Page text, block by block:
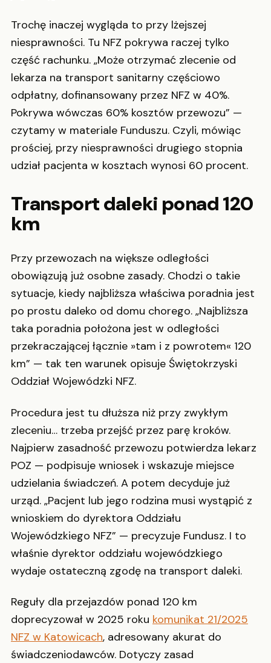
Trochę inaczej wygląda to przy lżejszej
niesprawności. Tu NFZ pokrywa raczej tylko
część rachunku. „Może otrzymać zlecenie od
lekarza na transport sanitarny częściowo
odpłatny, dofinansowany przez NFZ w 40%.
Pokrywa wówczas 60% kosztów przewozu” —
czytamy w materiale Funduszu. Czyli, mówiąc
prościej, przy niesprawności drugiego stopnia
udział pacjenta w kosztach wynosi 60 procent.
Transport daleki ponad 120
km
Przy przewozach na większe odległości
obowiązują już osobne zasady. Chodzi o takie
sytuacje, kiedy najbliższa właściwa poradnia jest
po prostu daleko od domu chorego. „Najbliższa
taka poradnia położona jest w odległości
przekraczającej łącznie »tam i z powrotem« 120
km” — tak ten warunek opisuje Świętokrzyski
Oddział Wojewódzki NFZ.
Procedura jest tu dłuższa niż przy zwykłym
zleceniu… trzeba przejść przez parę kroków.
Najpierw zasadność przewozu potwierdza lekarz
POZ — podpisuje wniosek i wskazuje miejsce
udzielania świadczeń. A potem decyduje już
urząd. „Pacjent lub jego rodzina musi wystąpić z
wnioskiem do dyrektora Oddziału
Wojewódzkiego NFZ” — precyzuje Fundusz. I to
właśnie dyrektor oddziału wojewódzkiego
wydaje ostateczną zgodę na transport daleki.
Reguły dla przejazdów ponad 120 km
doprecyzował w 2025 roku komunikat 21/2025
NFZ w Katowicach, adresowany akurat do
świadczeniodawców. Dotyczy zasad